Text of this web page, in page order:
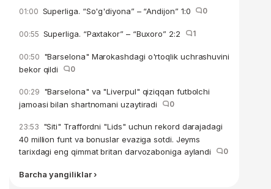
01:00 Superliga. “So'g'diyona” – “Andijon” 1:0 0
00:55 Superliga. “Paxtakor” – “Buxoro” 2:2 1
00:50 "Barselona" Marokashdagi o'rtoqlik uchrashuvini
bekor qildi
0
00:29 "Barselona" va "Liverpul" qiziqqan futbolchi
jamoasi bilan shartnomani uzaytiradi
0
23:53 "Siti" Traffordni "Lids" uchun rekord darajadagi
40 million funt va bonuslar evaziga sotdi. Jeyms
tarixdagi eng qimmat britan darvozaboniga aylandi
0
Barcha yangiliklar ›